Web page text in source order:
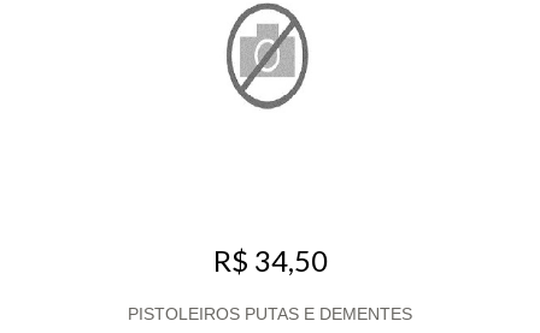
R$ 34,50
PISTOLEIROS PUTAS E DEMENTES